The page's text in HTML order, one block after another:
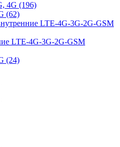
4G (196)
(62)
LTE-4G-3G-2G-GSM
LTE-4G-3G-2G-GSM
(24)